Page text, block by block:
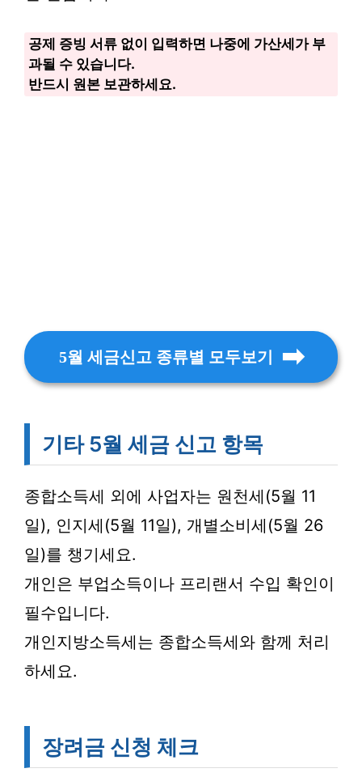
공제 증빙 서류 없이 입력하면 나중에 가산세가 부
과될 수 있습니다.
반드시 원본 보관하세요.
5월 세금신고 종류별 모두보기
기타 5월 세금 신고 항목
종합소득세 외에 사업자는 원천세(5월 11
일), 인지세(5월 11일), 개별소비세(5월 26
일)를 챙기세요.
개인은 부업소득이나 프리랜서 수입 확인이
필수입니다.
개인지방소득세는 종합소득세와 함께 처리
하세요.
장려금 신청 체크